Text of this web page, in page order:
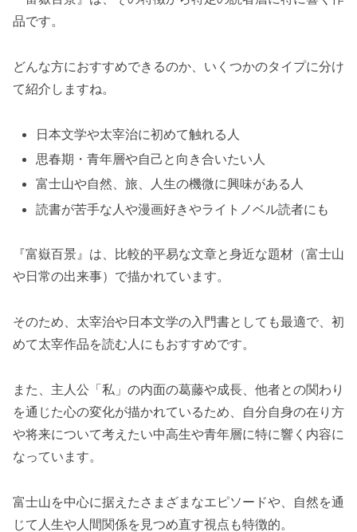
品です。
どんな方におすすめできるのか、いくつかのタイプに分け
て紹介しますね。
日本文学や太宰治に初めて触れる人
思春期・青年層や自己と向き合いたい人
富士山や自然、旅、人生の機微に興味がある人
読書が苦手な人や漫画好きやライトノベル読者にも
『富嶽百景』は、比較的平易な文章と身近な題材（富士山
や日常の出来事）で描かれています。
そのため、太宰治や日本文学の入門書としても最適で、初
めて太宰作品を読む人にもおすすめです。
また、主人公「私」の内面の葛藤や成長、他者との関わり
を通じた心の変化が描かれているため、自分自身の在り方
や将来について考えたい中高生や青年層に特に響く内容に
なっています。
富士山を中心に据えたさまざまなエピソードや、自然を通
じて人生や人間関係を見つめ直す視点も特徴的。